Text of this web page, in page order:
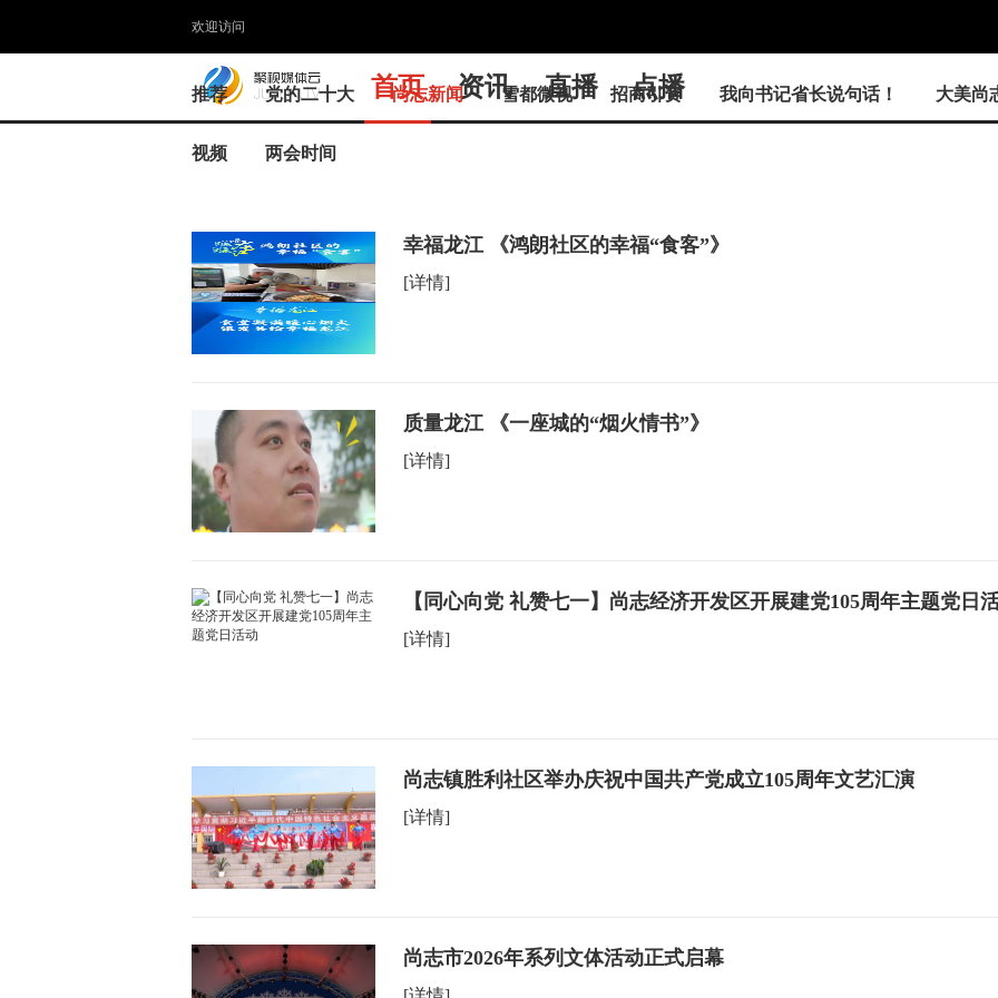
欢迎访问
首页 资讯
推荐 党的二十大 尚志新闻 雪都微视 招商引资 我向书记省长说句话！ 大美尚
视频 两会时间
直播 点播
幸福龙江 《鸿朗社区的幸福“食客”》
[详情]
质量龙江 《一座城的“烟火情书”》
[详情]
【同心向党 礼赞七一】尚志经济开发区开展建党105周年主题党日
[详情]
尚志镇胜利社区举办庆祝中国共产党成立105周年文艺汇演
[详情]
尚志市2026年系列文体活动正式启幕